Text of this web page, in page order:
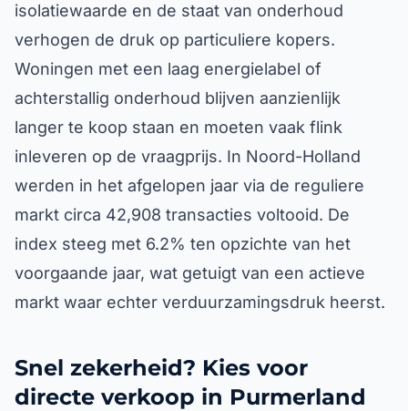
isolatiewaarde en de staat van onderhoud
verhogen de druk op particuliere kopers.
Woningen met een laag energielabel of
achterstallig onderhoud blijven aanzienlijk
langer te koop staan en moeten vaak flink
inleveren op de vraagprijs. In Noord-Holland
werden in het afgelopen jaar via de reguliere
markt circa 42,908 transacties voltooid. De
index steeg met 6.2% ten opzichte van het
voorgaande jaar, wat getuigt van een actieve
markt waar echter verduurzamingsdruk heerst.
Snel zekerheid? Kies voor
directe verkoop in Purmerland